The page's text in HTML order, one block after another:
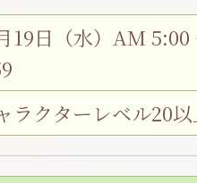
19日（水）AM
ラクターレベル20